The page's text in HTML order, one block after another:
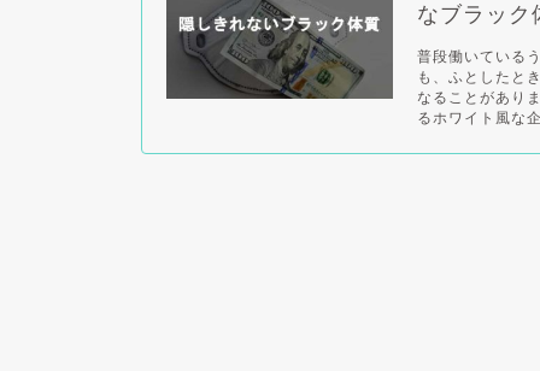
なブラック
普段働いている
も、ふとしたと
なることがあり
るホワイト風な